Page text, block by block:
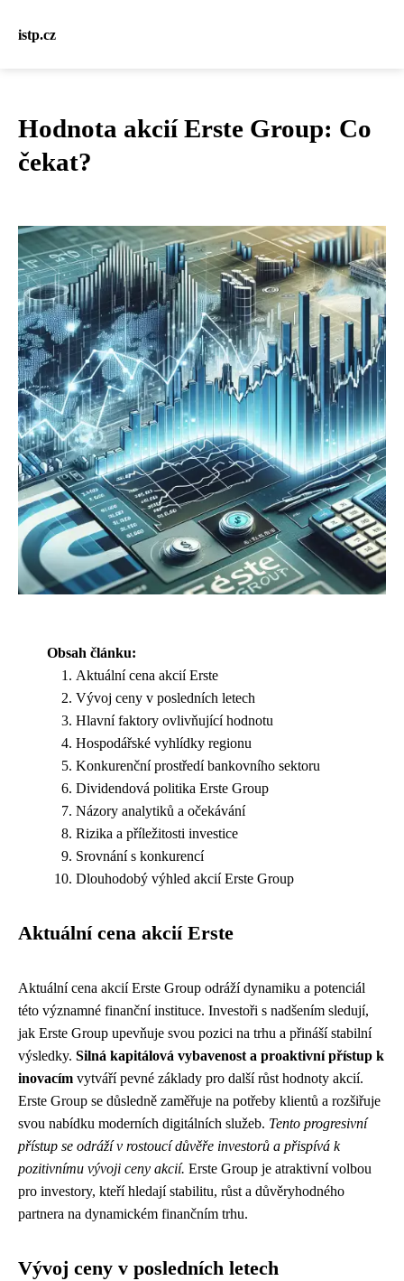
istp.cz
Hodnota akcií Erste Group: Co
čekat?
Obsah článku:
Aktuální cena akcií Erste
Vývoj ceny v posledních letech
Hlavní faktory ovlivňující hodnotu
Hospodářské vyhlídky regionu
Konkurenční prostředí bankovního sektoru
Dividendová politika Erste Group
Názory analytiků a očekávání
Rizika a příležitosti investice
Srovnání s konkurencí
Dlouhodobý výhled akcií Erste Group
Aktuální cena akcií Erste
Aktuální cena akcií Erste Group odráží dynamiku a potenciál
této významné finanční instituce. Investoři s nadšením sledují,
jak Erste Group upevňuje svou pozici na trhu a přináší stabilní
výsledky. Silná kapitálová vybavenost a proaktivní přístup k
inovacím vytváří pevné základy pro další růst hodnoty akcií.
Erste Group se důsledně zaměřuje na potřeby klientů a rozšiřuje
svou nabídku moderních digitálních služeb. Tento progresivní
přístup se odráží v rostoucí důvěře investorů a přispívá k
pozitivnímu vývoji ceny akcií. Erste Group je atraktivní volbou
pro investory, kteří hledají stabilitu, růst a důvěryhodného
partnera na dynamickém finančním trhu.
Vývoj ceny v posledních letech